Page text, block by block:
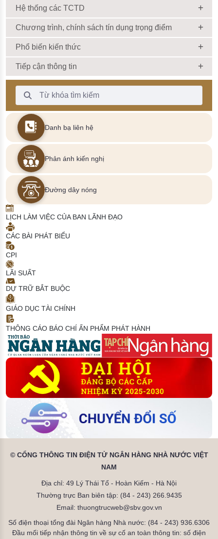
Hệ thống các TCTD
Chương trình, chính sách tín dụng trọng điểm
Phổ biến kiến thức
Tiếp cận thông tin
Thanh Tìm kiếm
Danh bạ liên hệ
Phản ánh kiến nghị
Đường dây nóng
LỊCH LÀM VIỆC CỦA BAN LÃNH ĐẠO
CÁC BÀI PHÁT BIỂU
CPI
LÃI SUẤT
DỰ TRỮ BẮT BUỘC
GIÁO DỤC TÀI CHÍNH
THÔNG CÁO BÁO CHÍ ẤN PHẨM PHÁT HÀNH
© CỔNG THÔNG TIN ĐIỆN TỬ NGÂN HÀNG NHÀ NƯỚC VIỆT
NAM
Địa chỉ: 49 Lý Thái Tổ - Hoàn Kiếm - Hà Nội
Thường trực Ban biên tập: (84 - 243) 266.9435
Email: thuongtrucweb@sbv.gov.vn
Số điện thoại tổng đài Ngân hàng Nhà nước: (84 - 243) 936.6306
Đầu mối tiếp nhận thông tin về sự cố an toàn thông tin: số điện